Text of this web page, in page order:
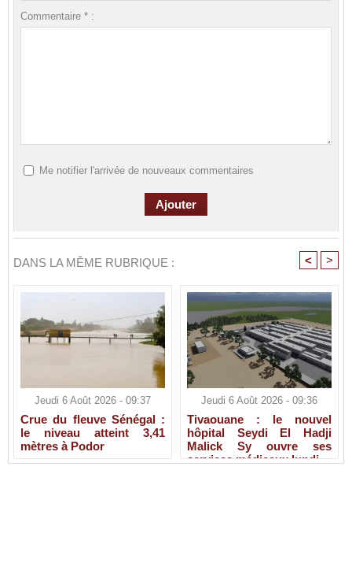
Commentaire * :
Me notifier l'arrivée de nouveaux commentaires
DANS LA MÊME RUBRIQUE : < >
Jeudi 6 Août 2026 - 09:37
Crue du fleuve Sénégal :
le niveau atteint 3,41
mètres à Podor
Jeudi 6 Août 2026 - 09:36
Tivaouane : le nouvel
hôpital Seydi El Hadji
Malick Sy ouvre ses
services médicaux lundi